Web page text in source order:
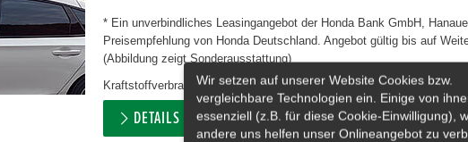
* Ein unverbindliches Leasingangebot der Honda Bank GmbH,
Preisempfehlung von Honda Deutschland. Angebot gültig bis auf
(Abbildung zeigt Sonderausstattung)
Kraftstoffverbrauch Civic e:HEV Elegance in l/100 km: kombiniert
DETAILS
Wir setzen auf unserer Website Cookies bzw.
vergleichbare Technologien ein. Einige von
essenziell (z.B. für diese Cookie-Einwilligung),
andere uns helfen unser Onlineangebot zu